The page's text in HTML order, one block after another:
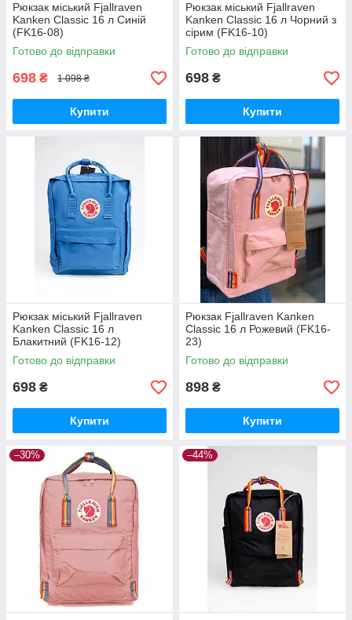
Рюкзак міський Fjallraven
Kanken Classic 16 л Синій
(FK16-08)
Готово до відправки
698 ₴ 1 098 ₴
Купити
Рюкзак міський Fjallraven
Kanken Classic 16 л Чорний з
сірим (FK16-10)
Готово до відправки
698 ₴
Купити
Рюкзак міський Fjallraven
Kanken Classic 16 л
Блакитний (FK16-12)
Готово до відправки
698 ₴
Купити
Рюкзак Fjallraven Kanken
Classic 16 л Рожевий (FK16-
23)
Готово до відправки
898 ₴
Купити
–30% –44%